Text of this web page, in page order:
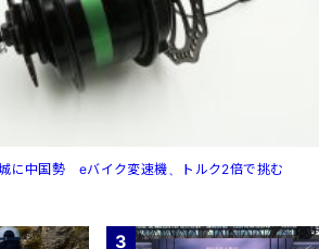
に中国勢 eバイク変速機、トルク2倍で挑む
3